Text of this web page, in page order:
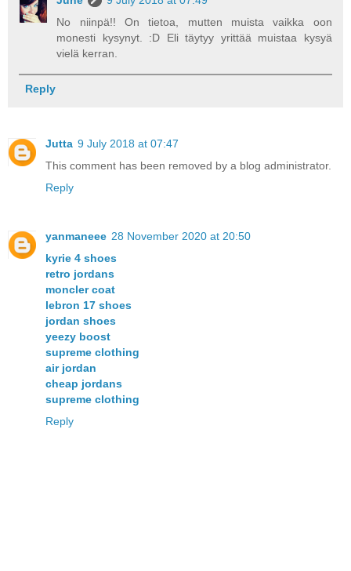
No niinpä!! On tietoa, mutten muista vaikka oon
monesti kysynyt. :D Eli täytyy yrittää muistaa kysyä
vielä kerran.
Reply
Jutta 9 July 2018 at 07:47
This comment has been removed by a blog administrator.
Reply
yanmaneee 28 November 2020 at 20:50
kyrie 4 shoes
retro jordans
moncler coat
lebron 17 shoes
jordan shoes
yeezy boost
supreme clothing
air jordan
cheap jordans
supreme clothing
Reply